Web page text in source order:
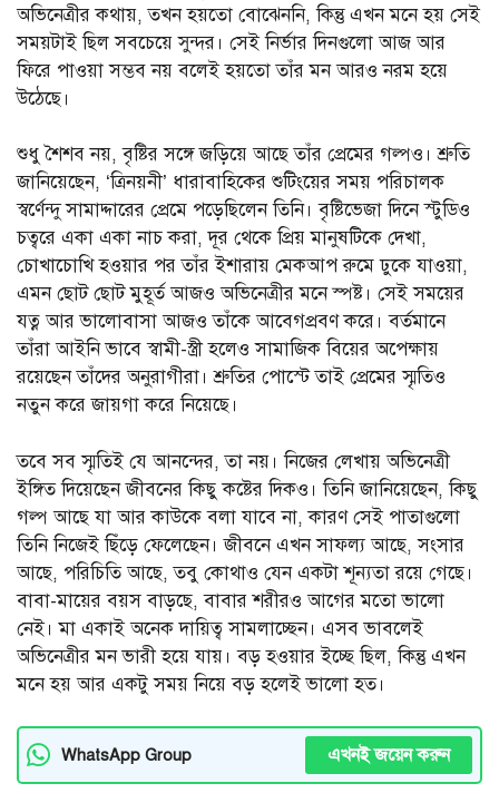
অভিনেত্রীর কথায়, তখন হয়তো বোঝেননি, কিন্তু এখন মনে হয় সেই
সময়টাই ছিল সবচেয়ে সুন্দর। সেই নির্ভার দিনগুলো আজ আর
ফিরে পাওয়া সম্ভব নয় বলেই হয়তো তাঁর মন আরও নরম হয়ে
উঠেছে।
শুধু শৈশব নয়, বৃষ্টির সঙ্গে জড়িয়ে আছে তাঁর প্রেমের গল্পও। শ্রুতি
জানিয়েছেন, ‘ত্রিনয়নী’ ধারাবাহিকের শুটিংয়ের সময় পরিচালক
স্বর্ণেন্দু সামাদ্দারের প্রেমে পড়েছিলেন তিনি। বৃষ্টিভেজা দিনে স্টুডিও
চত্বরে একা একা নাচ করা, দূর থেকে প্রিয় মানুষটিকে দেখা,
চোখাচোখি হওয়ার পর তাঁর ইশারায় মেকআপ রুমে ঢুকে যাওয়া,
এমন ছোট ছোট মুহূর্ত আজও অভিনেত্রীর মনে স্পষ্ট। সেই সময়ের
যত্ন আর ভালোবাসা আজও তাঁকে আবেগপ্রবণ করে। বর্তমানে
তাঁরা আইনি ভাবে স্বামী-স্ত্রী হলেও সামাজিক বিয়ের অপেক্ষায়
রয়েছেন তাঁদের অনুরাগীরা। শ্রুতির পোস্টে তাই প্রেমের স্মৃতিও
নতুন করে জায়গা করে নিয়েছে।
তবে সব স্মৃতিই যে আনন্দের, তা নয়। নিজের লেখায় অভিনেত্রী
ইঙ্গিত দিয়েছেন জীবনের কিছু কষ্টের দিকও। তিনি জানিয়েছেন, কিছু
গল্প আছে যা আর কাউকে বলা যাবে না, কারণ সেই পাতাগুলো
তিনি নিজেই ছিঁড়ে ফেলেছেন। জীবনে এখন সাফল্য আছে, সংসার
আছে, পরিচিতি আছে, তবু কোথাও যেন একটা শূন্যতা রয়ে গেছে।
বাবা-মায়ের বয়স বাড়ছে, বাবার শরীরও আগের মতো ভালো
নেই। মা একাই অনেক দায়িত্ব সামলাচ্ছেন। এসব ভাবলেই
অভিনেত্রীর মন ভারী হয়ে যায়। বড় হওয়ার ইচ্ছে ছিল, কিন্তু এখন
মনে হয় আর একটু সময় নিয়ে বড় হলেই ভালো হত।
WhatsApp Group এখনই জয়েন করুন